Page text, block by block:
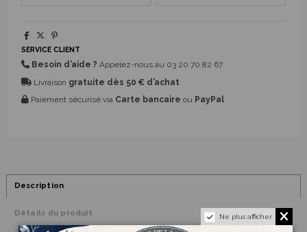
SERVICE CLIENT
Besoin d’aide ? Appelez-nous au 03 20 70 82 67
Livraison gratuite dès 50 € d’achat
Paiement sécurisé via Carte bancaire ou PayPal
Description
Détails du produit Ne plus afficher